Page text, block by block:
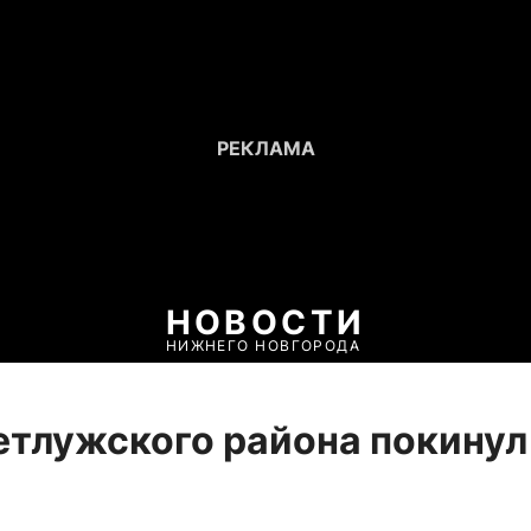
НОВОСТИ
НИЖНЕГО НОВГОРОДА
района покинул